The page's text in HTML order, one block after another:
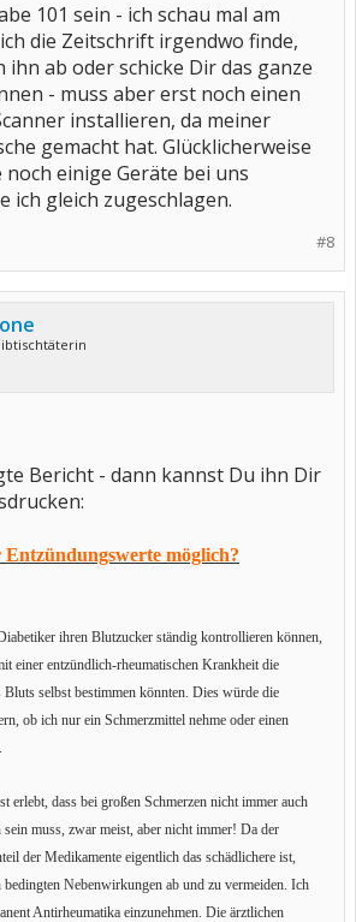
101 sein - ich schau mal am
die Zeitschrift irgendwo finde,
ihn ab oder schicke Dir das ganze
- muss aber erst noch einen
installieren, da meiner
gemacht hat. Glücklicherweise
einige Geräte bei uns
ich gleich zugeschlagen.
#8
Bericht - dann kannst Du ihn Dir
möglich?
ihren Blutzucker ständig kontrollieren können,
einer entzündlich-rheumatischen Krankheit die
Bluts selbst bestimmen könnten. Dies würde die
ob ich nur ein Schmerzmittel nehme oder einen
erlebt, dass bei großen Schmerzen nicht immer auch
muss, zwar meist, aber nicht immer! Da der
der Medikamente eigentlich das schädlichere ist,
bedingten Nebenwirkungen ab und zu vermeiden. Ich
Antirheumatika einzunehmen. Die ärztlichen